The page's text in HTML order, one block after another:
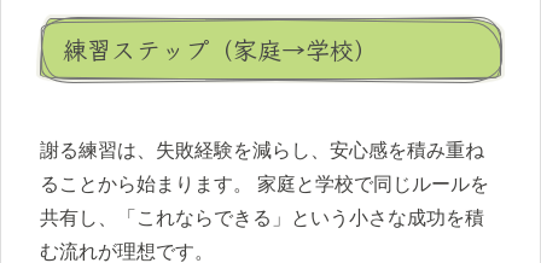
練習ステップ（家庭→学校）
謝る練習は、失敗経験を減らし、安心感を積み重ね
ることから始まります。 家庭と学校で同じルールを
共有し、「これならできる」という小さな成功を積
む流れが理想です。